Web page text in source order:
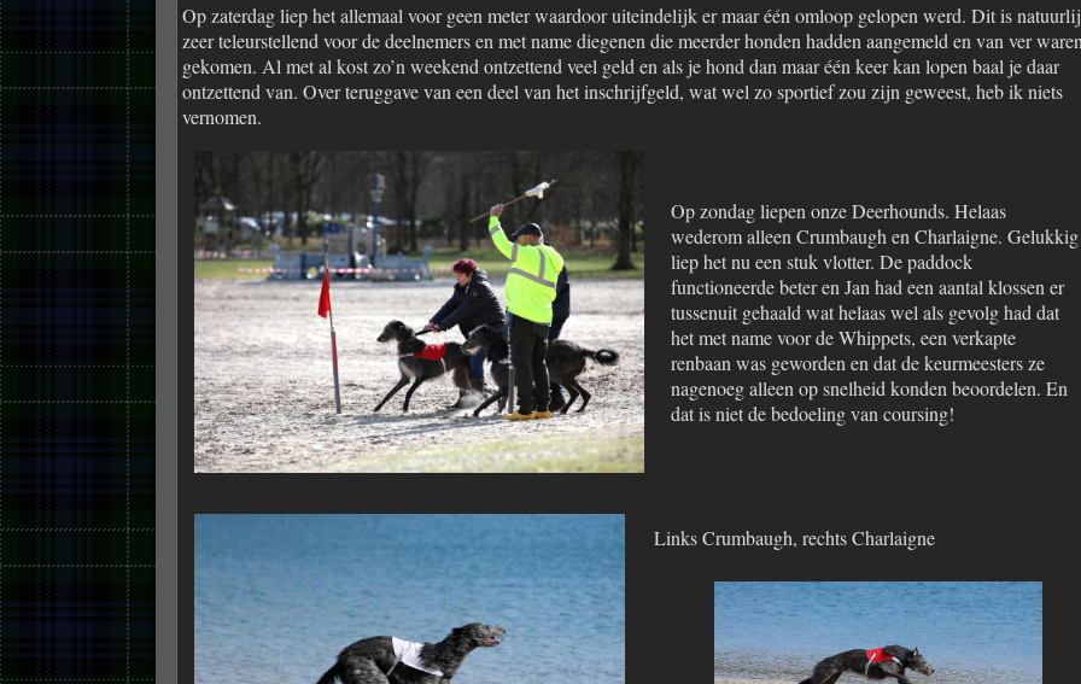
Op zaterdag liep het allemaal voor geen meter waardoor uiteindelijk er maar één omloop gelopen werd. Dit is
zeer teleurstellend voor de deelnemers en met name diegenen die meerder honden hadden aangemeld en van ver
gekomen. Al met al kost zo’n weekend ontzettend veel geld en als je hond dan maar één keer kan lopen baal je daar
ontzettend van. Over teruggave van een deel van het inschrijfgeld, wat wel zo sportief zou zijn geweest, heb ik niets
vernomen.
Op zondag liepen onze Deerhounds. Helaas
wederom alleen Crumbaugh en Charlaigne. Gelukkig
liep het nu een stuk vlotter. De paddock
functioneerde beter en Jan had een aantal klossen er
tussenuit gehaald wat helaas wel als gevolg had dat
het met name voor de Whippets, een verkapte
renbaan was geworden en dat de keurmeesters ze
nagenoeg alleen op snelheid konden beoordelen. En
dat is niet de bedoeling van coursing!
Links Crumbaugh, rechts Charlaigne